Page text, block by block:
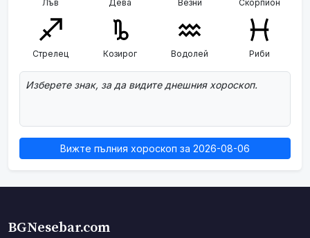
Лъв Дева Везни Скорпион
Стрелец Козирог Водолей Риби
Изберете знак, за да видите днешния хороскоп.
Вижте пълния хороскоп за 2026-08-06
BGNesebar.com